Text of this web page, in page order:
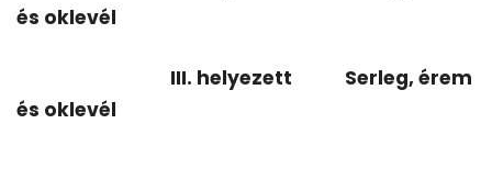
és oklevél
III. helyezett
Serleg, érem
és oklevél